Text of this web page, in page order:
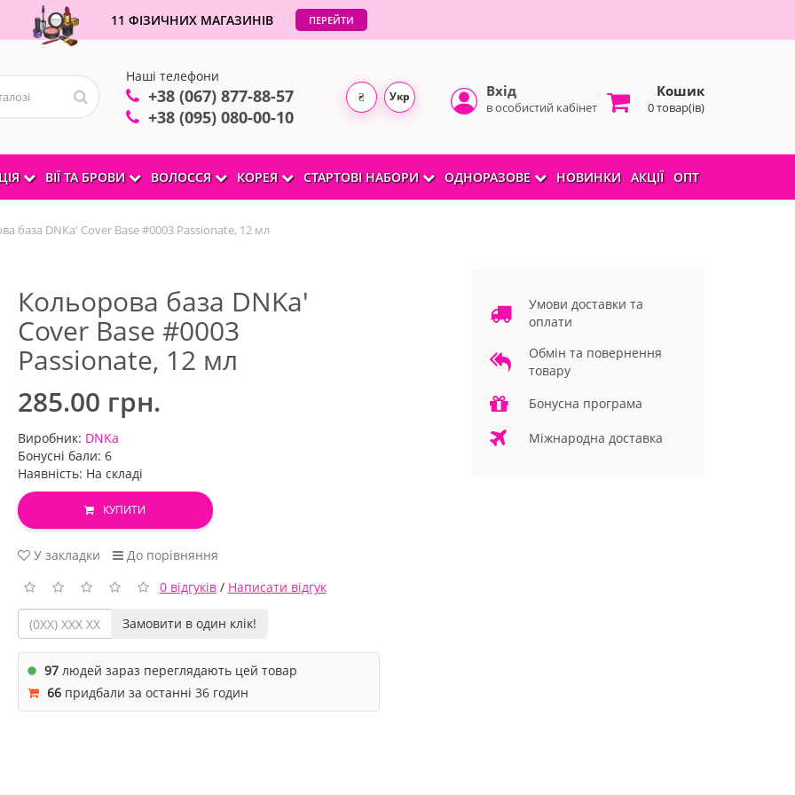
11 ФІЗИЧНИХ МАГАЗИНІВ ПЕРЕЙТИ
Наші телефони
+38 (067) 877-88-57
+38 (095) 080-00-10
₴ Укр Вхід
в особистий кабінет
Кошик
0 товар(ів)
ВІЇ ТА БРОВИ ВОЛОССЯ КОРЕЯ СТАРТОВІ НАБОРИ ОДНОРАЗОВЕ НОВИНКИ АКЦІЇ ОПТ
база DNKa' Cover Base #0003 Passionate, 12 мл
Кольорова база DNKa'
Cover Base #0003
Passionate, 12 мл
285.00 грн.
Виробник: DNKa
Бонусні бали: 6
Наявність: На складі
КУПИТИ
У закладки
До порівняння
0 відгуків/ Написати відгук
Замовити в один клік!
97людей зараз переглядають цей товар
66придбали за останні 36 годин
Умови доставки та
оплати
Обмін та повернення
товару
Бонусна програма
Міжнародна доставка